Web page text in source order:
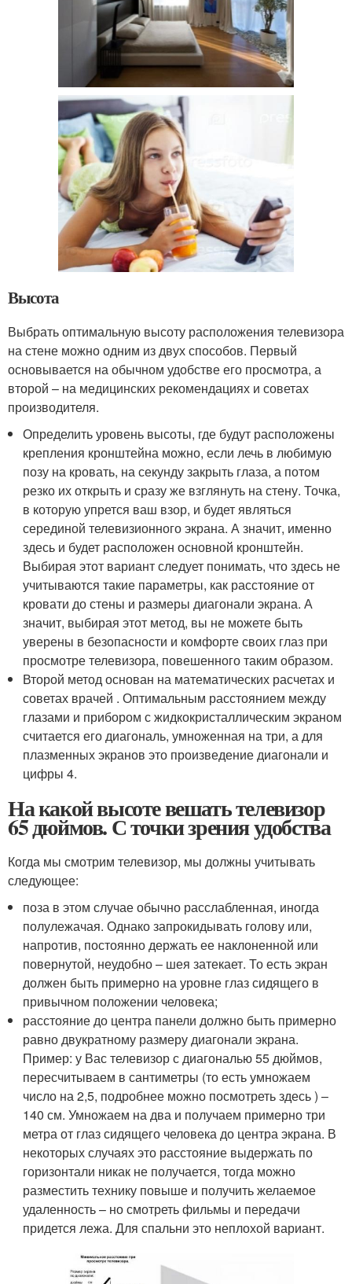
Высота
Выбрать оптимальную высоту расположения телевизора
на стене можно одним из двух способов. Первый
основывается на обычном удобстве его просмотра, а
второй – на медицинских рекомендациях и советах
производителя.
Определить уровень высоты, где будут расположены
крепления кронштейна можно, если лечь в любимую
позу на кровать, на секунду закрыть глаза, а потом
резко их открыть и сразу же взглянуть на стену. Точка,
в которую упрется ваш взор, и будет являться
серединой телевизионного экрана. А значит, именно
здесь и будет расположен основной кронштейн.
Выбирая этот вариант следует понимать, что здесь не
учитываются такие параметры, как расстояние от
кровати до стены и размеры диагонали экрана. А
значит, выбирая этот метод, вы не можете быть
уверены в безопасности и комфорте своих глаз при
просмотре телевизора, повешенного таким образом.
Второй метод основан на математических расчетах и
советах врачей . Оптимальным расстоянием между
глазами и прибором с жидкокристаллическим экраном
считается его диагональ, умноженная на три, а для
плазменных экранов это произведение диагонали и
цифры 4.
На какой высоте вешать телевизор
65 дюймов. С точки зрения удобства
Когда мы смотрим телевизор, мы должны учитывать
следующее:
поза в этом случае обычно расслабленная, иногда
полулежачая. Однако запрокидывать голову или,
напротив, постоянно держать ее наклоненной или
повернутой, неудобно – шея затекает. То есть экран
должен быть примерно на уровне глаз сидящего в
привычном положении человека;
расстояние до центра панели должно быть примерно
равно двукратному размеру диагонали экрана.
Пример: у Вас телевизор с диагональю 55 дюймов,
пересчитываем в сантиметры (то есть умножаем
число на 2,5, подробнее можно посмотреть здесь ) –
140 см. Умножаем на два и получаем примерно три
метра от глаз сидящего человека до центра экрана. В
некоторых случаях это расстояние выдержать по
горизонтали никак не получается, тогда можно
разместить технику повыше и получить желаемое
удаленность – но смотреть фильмы и передачи
придется лежа. Для спальни это неплохой вариант.